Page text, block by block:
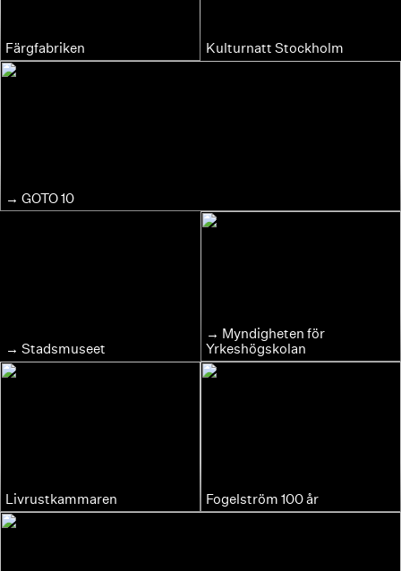
Färgfabriken Kulturnatt Stockholm
Stadsmuseet
GOTO 10
Myndigheten för
Yrkeshögskolan
Livrustkammaren Fogelström 100 år